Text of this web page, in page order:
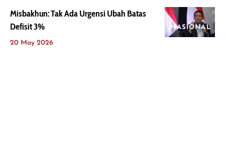
NASIONAL
Misbakhun: Tak Ada Urgensi Ubah Batas
Defisit 3%
20 May 2026